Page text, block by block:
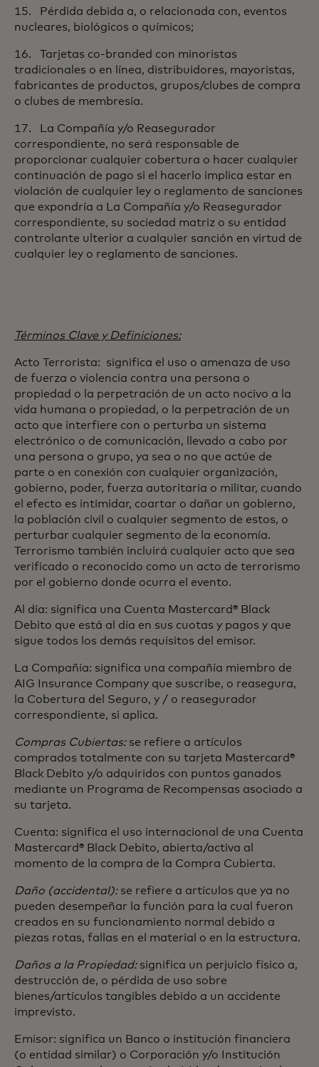
15. Pérdida debida a, o relacionada con, eventos
nucleares, biológicos o químicos;
16. Tarjetas co-branded con minoristas
tradicionales o en línea, distribuidores, mayoristas,
fabricantes de productos, grupos/clubes de compra
o clubes de membresía.
17. La Compañía y/o Reasegurador
correspondiente, no será responsable de
proporcionar cualquier cobertura o hacer cualquier
continuación de pago si el hacerlo implica estar en
violación de cualquier ley o reglamento de sanciones
que expondría a La Compañía y/o Reasegurador
correspondiente, su sociedad matriz o su entidad
controlante ulterior a cualquier sanción en virtud de
cualquier ley o reglamento de sanciones.
Términos Clave y Definiciones:
Acto Terrorista: significa el uso o amenaza de uso
de fuerza o violencia contra una persona o
propiedad o la perpetración de un acto nocivo a la
vida humana o propiedad, o la perpetración de un
acto que interfiere con o perturba un sistema
electrónico o de comunicación, llevado a cabo por
una persona o grupo, ya sea o no que actúe de
parte o en conexión con cualquier organización,
gobierno, poder, fuerza autoritaria o militar, cuando
el efecto es intimidar, coartar o dañar un gobierno,
la población civil o cualquier segmento de estos, o
perturbar cualquier segmento de la economía.
Terrorismo también incluirá cualquier acto que sea
verificado o reconocido como un acto de terrorismo
por el gobierno donde ocurra el evento.
Al día: significa una Cuenta Mastercard® Black
Debito que está al día en sus cuotas y pagos y que
sigue todos los demás requisitos del emisor.
La Compañía: significa una compañía miembro de
AIG Insurance Company que suscribe, o reasegura,
la Cobertura del Seguro, y / o reasegurador
correspondiente, si aplica.
Compras Cubiertas: se refiere a artículos
comprados totalmente con su tarjeta Mastercard®
Black Debito y/o adquiridos con puntos ganados
mediante un Programa de Recompensas asociado a
su tarjeta.
Cuenta: significa el uso internacional de una Cuenta
Mastercard® Black Debito, abierta/activa al
momento de la compra de la Compra Cubierta.
Daño (accidental): se refiere a artículos que ya no
pueden desempeñar la función para la cual fueron
creados en su funcionamiento normal debido a
piezas rotas, fallas en el material o en la estructura.
Daños a la Propiedad:significa un perjuicio físico a,
destrucción de, o pérdida de uso sobre
bienes/artículos tangibles debido a un accidente
imprevisto.
Emisor: significa un Banco o institución financiera
(o entidad similar) o Corporación y/o Institución